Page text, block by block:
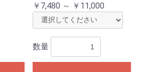
￥7,480 ～ ￥11,000
数量